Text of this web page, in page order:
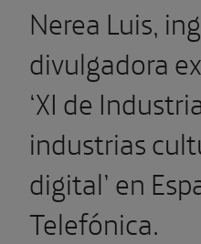
Nerea Luis,
divulgadora
‘XI de
industrias
digital’ en
Telefónica.